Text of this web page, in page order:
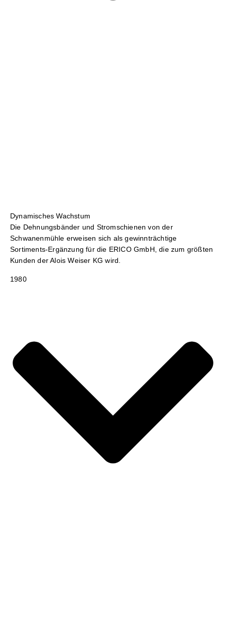
Dynamisches Wachstum
Die Dehnungsbänder und Stromschienen von der
Schwanenmühle erweisen sich als gewinnträchtige
Sortiments-Ergänzung für die ERICO GmbH, die zum größten
Kunden der Alois Weiser KG wird.
1980